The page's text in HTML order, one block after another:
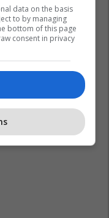
data on the basis
to by managing
bottom of this page
consent in privacy